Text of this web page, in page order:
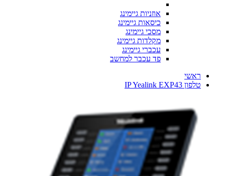
אוזניות גיימינג
כיסאות גיימינג
מסכי גיימינג
מקלדות גיימינג
עכברי גיימינג
פד עכבר למחשב
ראשי
טלפון IP Yealink EXP43